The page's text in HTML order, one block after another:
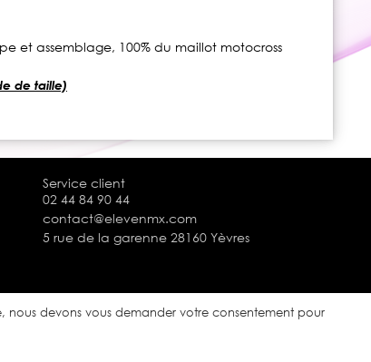
devons vous demander votre consentement pour
et assemblage, 100% du maillot motocross
de taille)
Service client
02 44 84 90 44
contact@elevenmx.com
5 rue de la garenne 28160 Yèvres